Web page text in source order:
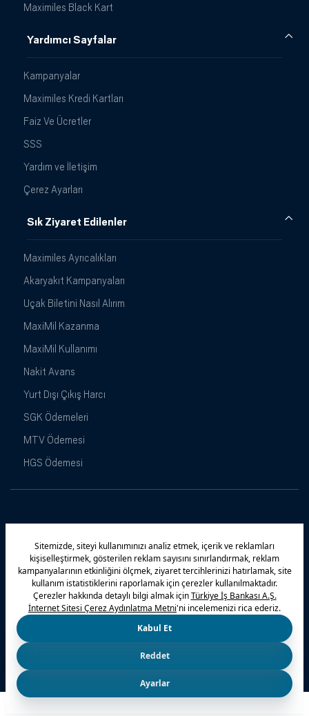
Maximiles Black Kart
Yardımcı Sayfalar
Kampanyalar
Maximiles Kredi Kartları
Faiz Ve Ücretler
SSS
Yardım ve İletişim
Çerez Ayarları
Sık Ziyaret Edilenler
Maximiles Ayrıcalıkları
Akaryakıt Kampanyaları
Uçak Biletini Nasıl Alırım
MaxiMil Kazanma
MaxiMil Kullanımı
Nakit Avans
Yurt Dışı Çıkış Harcı
SGK Ödemeleri
MTV Ödemesi
HGS Ödemesi
© 2026 Türkiye İş Bankası A.Ş.
Maximiles Kampanyalar Yasal Uyarı Güvenlik
Gizlilik Politikamız Bilgi Toplumu Hizmetleri
Çerez Politikası Kişisel Verilerin Korunması